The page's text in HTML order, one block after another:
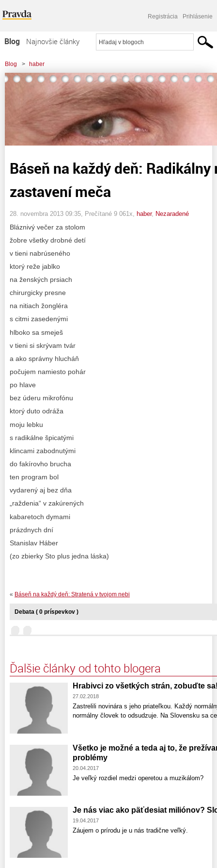
Registrácia Prihlásenie
Blog
Najnovšie články
Najčítanejšie články
Najkomentovanejšie články
Zoznam blogov
Komerčné blogy
Blog > haber
> Báseň na každý deň: Radikálny rez na klincoch zastavení meča
Báseň na každý deň:
zastavení meča
28. novembra 2013 09:35 , Prečítané 9 061x, haber, Nezaradené
Bláznivý večer za stolom
žobre všetky drobné detí
v tieni nabrúseného
ktorý reže jablko
na ženských prsiach
chirurgicky presne
na nitiach žongléra
s citmi zasedenými
hlboko sa smeješ
v tieni si skrývam tvár
a ako správny hlucháň
počujem namiesto pohár
po hlave
bez úderu mikrofónu
ktorý duto odráža
moju lebku
s radikálne špicatými
klincami zabodnutými
do fakírovho brucha
ten program bol
vydarený aj bez dňa
„raždenia“ v zakúrených
kabaretoch dymami
prázdnych dní
Stanislav Háber
(zo zbierky Sto plus jedna láska)
« Báseň na každý deň: Stratená v tvojom nebi
Debata ( 0 príspevkov )
Ďalšie články od tohto blogera
Hrabivci zo všetkých strán, zobuďte
27.02.2018
Zastrelili novinára s jeho priateľkou. Každý
normálny človek to odsudzuje. Na Slovensku sa
Všetko je možné a teda aj to, že
problémy
20.04.2017
Je veľký rozdiel medzi operetou a muzikálom?
Je nás viac ako päťdesiat miliónov?
19.04.2017
Záujem o prírodu je u nás tradične veľký.